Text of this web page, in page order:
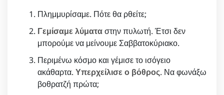
Πλημμυρίσαμε. Πότε θα ρθείτε;
Γεμίσαμε λύματαστην πυλωτή. Έτσι δεν
μπορούμε να μείνουμε Σαββατοκύριακο.
Περιμένω κόσμο και γέμισε το ισόγειο
ακάθαρτα. Υπερχείλισε ο βόθρος. Να φωνάξω
βοθρατζή πρώτα;